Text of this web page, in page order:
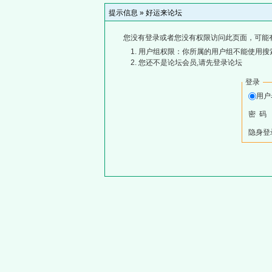
提示信息 » 好运来论坛
您没有登录或者您没有权限访问此页面，可能
用户组权限：你所属的用户组不能使用搜
您还不是论坛会员,请先登录论坛
登录
用
密 码
隐身登